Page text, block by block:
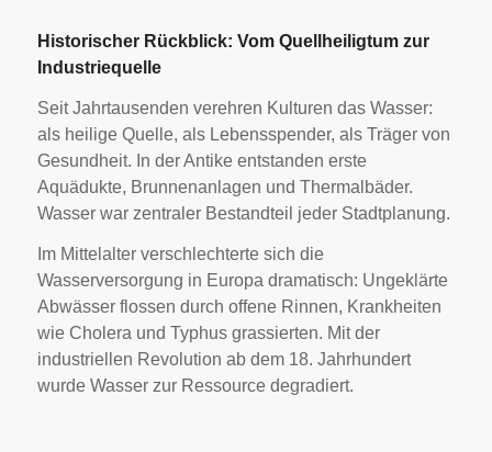
Historischer Rückblick: Vom Quellheiligtum zur
Industriequelle
Seit Jahrtausenden verehren Kulturen das Wasser:
als heilige Quelle, als Lebensspender, als Träger von
Gesundheit. In der Antike entstanden erste
Aquädukte, Brunnenanlagen und Thermalbäder.
Wasser war zentraler Bestandteil jeder Stadtplanung.
Im Mittelalter verschlechterte sich die
Wasserversorgung in Europa dramatisch: Ungeklärte
Abwässer flossen durch offene Rinnen, Krankheiten
wie Cholera und Typhus grassierten. Mit der
industriellen Revolution ab dem 18. Jahrhundert
wurde Wasser zur Ressource degradiert.